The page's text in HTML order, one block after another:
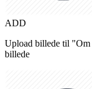
ADD
Upload billede til "Om
billede